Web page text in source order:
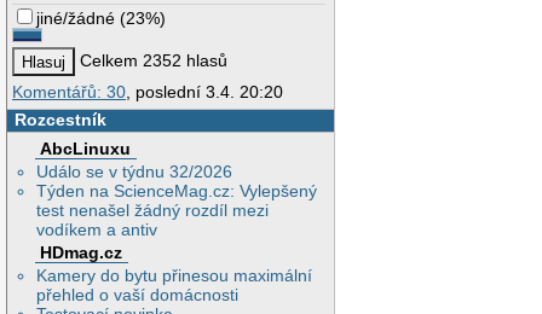
jiné/žádné (23%)
Celkem 2352 hlasů
Komentářů: 30 , poslední 3.4. 20:20
Rozcestník
AbcLinuxu
Událo se v týdnu 32/2026
Týden na ScienceMag.cz: Vylepšený
test nenašel žádný rozdíl mezi
vodíkem a antiv
HDmag.cz
Kamery do bytu přinesou maximální
přehled o vaší domácnosti